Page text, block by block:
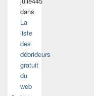
dans
La
liste
des
débrideurs
gratuit
du
web